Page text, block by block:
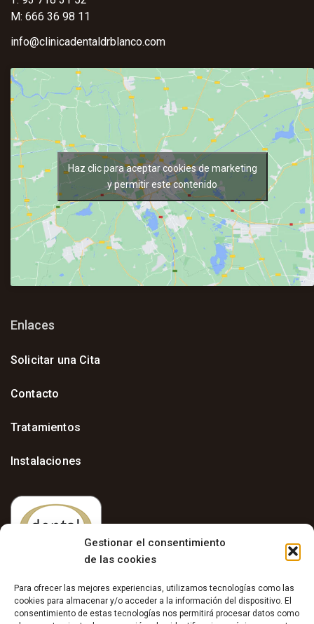
Gestionar el consentimiento
de las cookies
Para ofrecer las mejores experiencias, utilizamos tecnologías como las
cookies para almacenar y/o acceder a la información del dispositivo. El
consentimiento de estas tecnologías nos permitirá procesar datos como
M: 666 36 98 11
info@clinicadentaldrblanco.com
Haz clic para aceptar cookies de marketing
y permitir este contenido
Enlaces
Solicitar una Cita
Contacto
Tratamientos
Instalaciones